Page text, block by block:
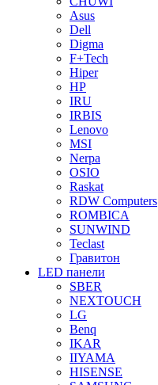
Asus
Dell
Digma
F+Tech
Hiper
HP
IRU
IRBIS
Lenovo
MSI
Nerpa
OSIO
Raskat
RDW Computers
ROMBICA
SUNWIND
Teclast
Гравитон
LED панели
SBER
NEXTOUCH
LG
Benq
IKAR
IIYAMA
HISENSE